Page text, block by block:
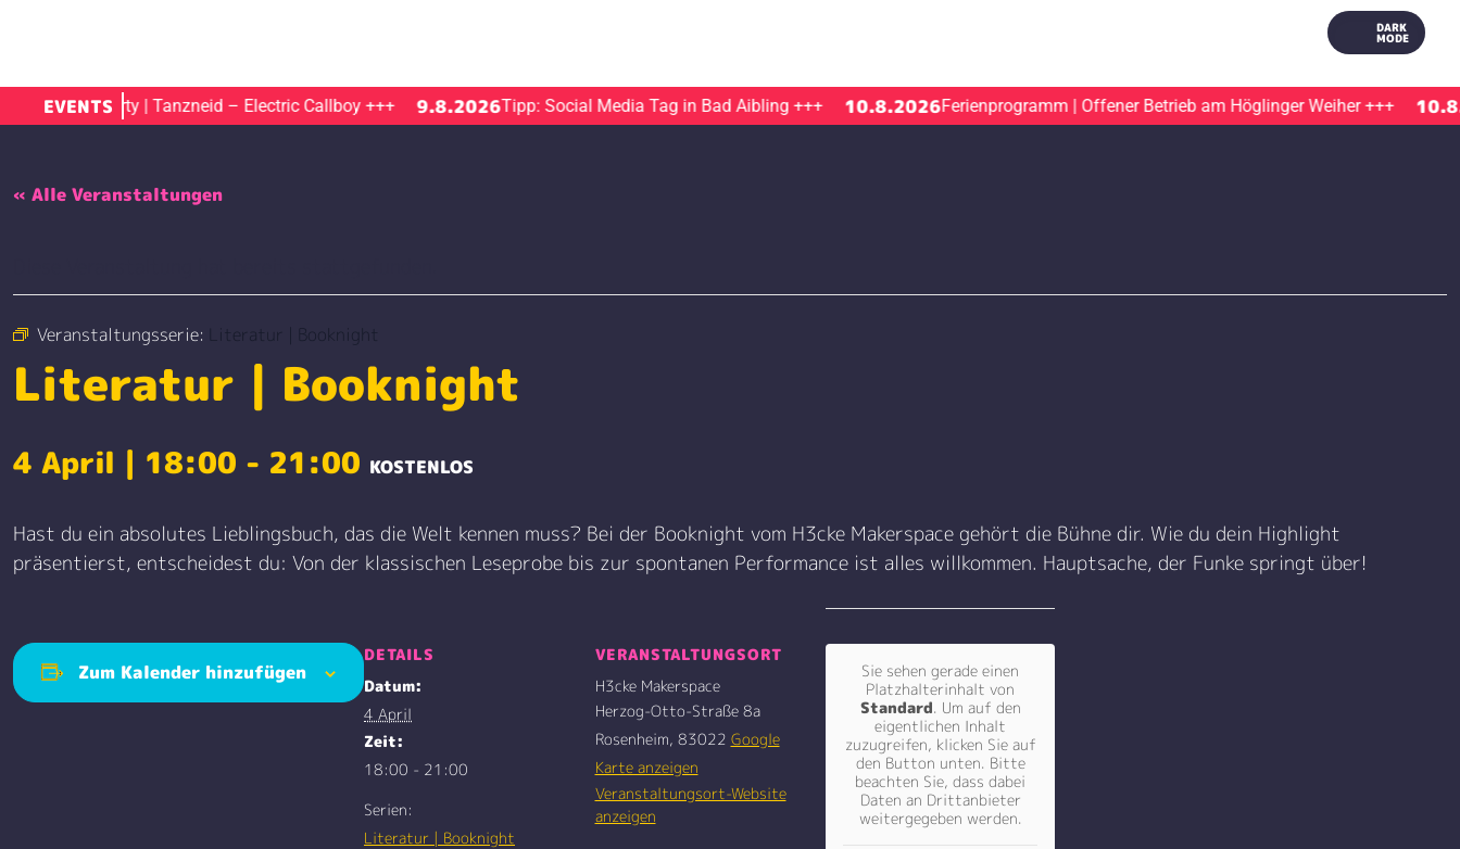
DARK
MODE
EVENTS
Party | Tanzneid – Electric Callboy+++ 9.8.2026Tipp: Social Media Tag in Bad Aibling+++ 10.8.2026Ferienprogramm | Offener Betrieb am Höglinger Weiher+++
« Alle Veranstaltungen
Veranstaltungsserie: Literatur | Booknight
Literatur | Booknight
4 April | 18:00 - 21:00 KOSTENLOS
Hast du ein absolutes Lieblingsbuch, das die Welt kennen muss? Bei der Booknight vom H3cke Makerspace gehört die Bühne dir. Wie du dein Highlight
präsentierst, entscheidest du: Von der klassischen Leseprobe bis zur spontanen Performance ist alles willkommen. Hauptsache, der Funke springt über!
Zum Kalender hinzufügen
DETAILS
Datum:
4 April
Zeit:
18:00 - 21:00
Serien:
Literatur | Booknight
VERANSTALTUNGSORT
H3cke Makerspace
Herzog-Otto-Straße 8a
Rosenheim, 83022 Google
Karte anzeigen
Veranstaltungsort-Website
anzeigen
Sie sehen gerade einen
Platzhalterinhalt von
Standard. Um auf den
eigentlichen Inhalt
zuzugreifen, klicken Sie auf
den Button unten. Bitte
beachten Sie, dass dabei
Daten an Drittanbieter
weitergegeben werden.